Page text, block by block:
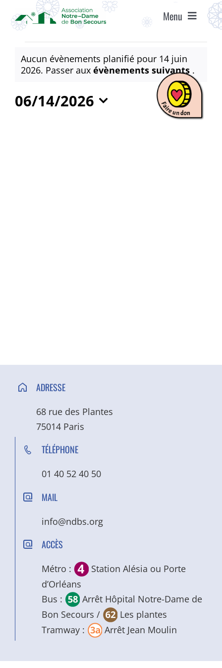
contenu
Menu
ACCUEIL
ASSOCIATION
ÉTABLISSEMENTS
Évènements
for
juin
Notice
Aucun évènements planifié pour 14 juin
2026. Passer aux évènements suivants .
06/14/2026
ADRESSE
68 rue des Plantes
75014 Paris
TÉLÉPHONE
01 40 52 40 50
MAIL
info@ndbs.org
ACCÈS
Métro :
Station Alésia ou Porte
d’Orléans
Bus :
Arrêt Hôpital Notre-Dame de
Bon Secours /
Les plantes
Tramway :
Arrêt Jean Moulin